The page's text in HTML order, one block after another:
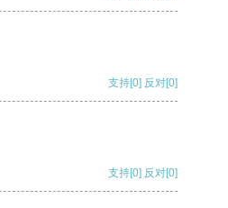
支持[0] 反对[0]
支持[0] 反对[0]